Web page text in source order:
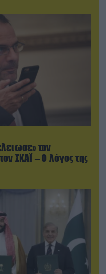
τον
ΣΚΑΪ – Ο λόγος της